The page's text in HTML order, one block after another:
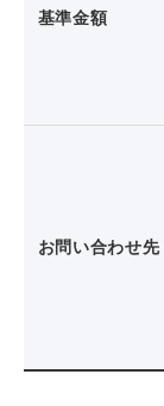
基準金額
お問い合わせ先